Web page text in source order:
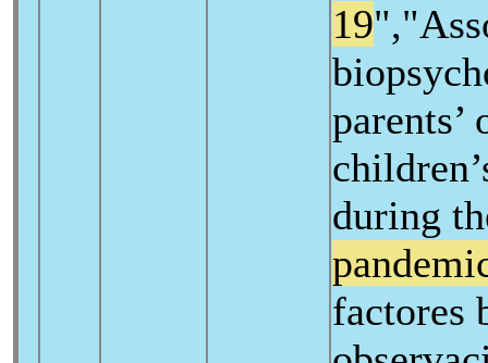
19
parents’
during
factores